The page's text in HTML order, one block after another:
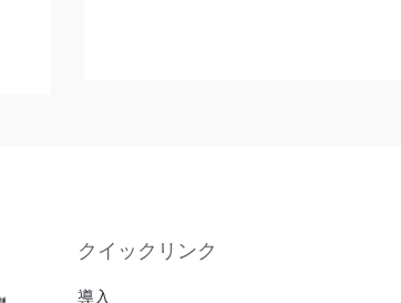
クイックリンク
導入